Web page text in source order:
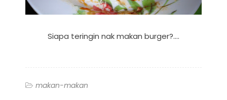
Siapa teringin nak makan burger?....
makan-makan